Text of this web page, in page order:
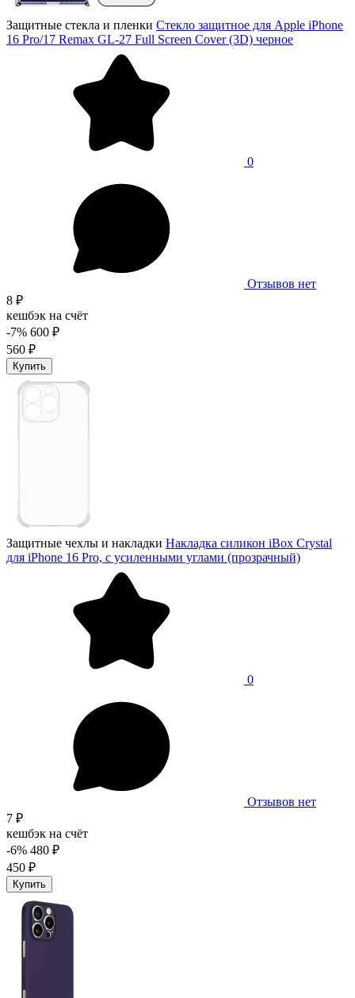
Защитные стекла и пленки Стекло защитное для Apple iPhone
16 Pro/17 Remax GL-27 Full Screen Cover (3D) черное
0
Отзывов нет
8 ₽
кешбэк на счёт
-7% 600 ₽
560 ₽
Купить
Защитные чехлы и накладки Накладка силикон iBox Crystal
для iPhone 16 Pro, с усиленными углами (прозрачный)
0
Отзывов нет
7 ₽
кешбэк на счёт
-6% 480 ₽
450 ₽
Купить